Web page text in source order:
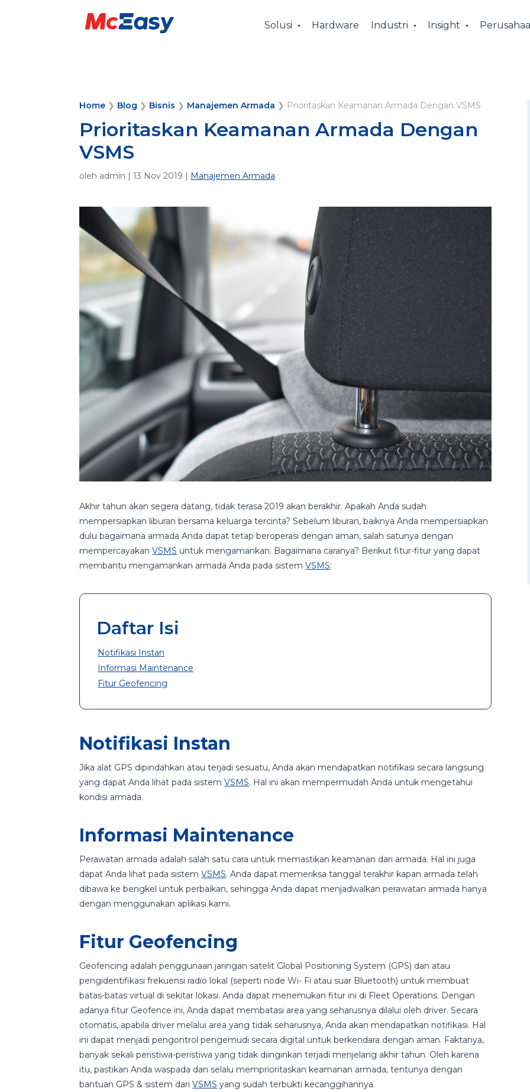
Solusi Hardware Industri Insight
Home ❯ Blog ❯ Bisnis ❯ Manajemen Armada ❯ Prioritaskan Keamanan Armada Dengan VSMS
Prioritaskan Keamanan Armada Dengan
VSMS
oleh admin |13 Nov 2019 | Manajemen Armada
Akhir tahun akan segera datang, tidak terasa 2019 akan berakhir. Apakah Anda sudah
mempersiapkan liburan bersama keluarga tercinta? Sebelum liburan, baiknya Anda mempersiapkan
dulu bagaimana armada Anda dapat tetap beroperasi dengan aman, salah satunya dengan
mempercayakanVSMS untuk mengamankan. Bagaimana caranya? Berikut fitur-fitur yang dapat
membantu mengamankan armada Anda pada sistemVSMS:
Daftar Isi
Notifikasi Instan
Informasi Maintenance
Fitur Geofencing
Notifikasi Instan
Jika alat GPS dipindahkan atau terjadi sesuatu, Anda akan mendapatkan notifikasi secara langsung
yang dapat Anda lihat pada sistemVSMS. Hal ini akan mempermudah Anda untuk mengetahui
kondisi armada.
Informasi Maintenance
Perawatan armada adalah salah satu cara untuk memastikan keamanan dari armada. Hal ini juga
dapat Anda lihat pada sistemVSMS. Anda dapat memeriksa tanggal terakhir kapan armada telah
dibawa ke bengkel untuk perbaikan, sehingga Anda dapat menjadwalkan perawatan armada hanya
dengan menggunakan aplikasi kami.
Fitur Geofencing
Geofencing adalah penggunaan jaringan satelit Global Positioning System (GPS) dan atau
pengidentifikasi frekuensi radio lokal (seperti node Wi- Fi atau suar Bluetooth) untuk membuat
batas-batas virtual di sekitar lokasi. Anda dapat menemukan fitur ini di Fleet Operations. Dengan
adanya fitur Geofence ini, Anda dapat membatasi area yang seharusnya dilalui oleh driver. Secara
otomatis, apabila driver melalui area yang tidak seharusnya, Anda akan mendapatkan notifikasi. Hal
ini dapat menjadi pengontrol pengemudi secara digital untuk berkendara dengan aman. Faktanya,
banyak sekali peristiwa-peristiwa yang tidak diinginkan terjadi menjelang akhir tahun. Oleh karena
itu, pastikan Anda waspada dan selalu memprioritaskan keamanan armada, tentunya dengan
bantuan GPS & sistem dariVSMS yang sudah terbukti kecanggihannya.